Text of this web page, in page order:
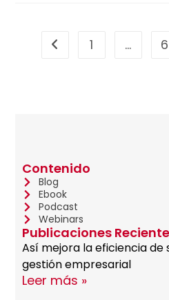
1 … 6
Contenido
Blog
Ebook
Podcast
Webinars
Publicaciones
Así mejora la eficiencia de
gestión empresarial
Leer más »